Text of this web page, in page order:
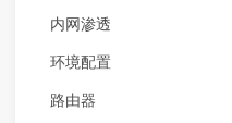
内网渗透
环境配置
路由器